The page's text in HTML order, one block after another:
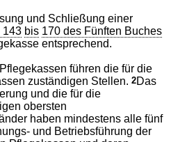
und Schließung einer
143 bis 170 des Fünften Buches
entsprechend.
führen die für die
zuständigen Stellen.2Das
und die für die
obersten
haben mindestens alle fünf
und Betriebsführung der